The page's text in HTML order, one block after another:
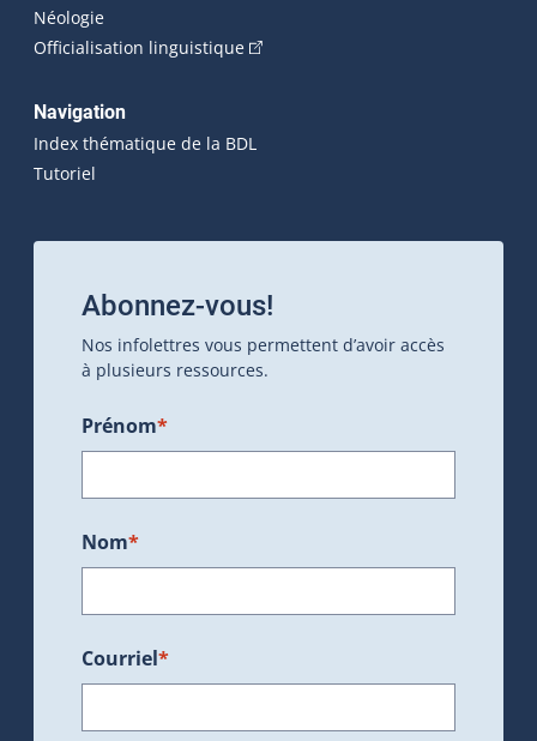
Néologie
Officialisation linguistique(Cet hyperlien externe s'ouvrira
Navigation
Index thématique de la BDL
Tutoriel
Abonnez-vous!
Nos infolettres vous permettent d’avoir accès
à plusieurs ressources.
Prénom*
Nom*
Courriel*